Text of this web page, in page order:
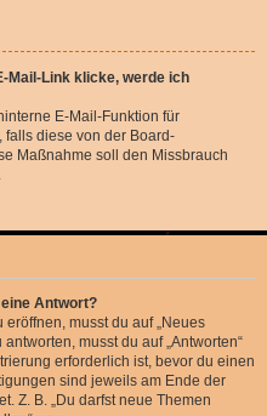
Mail-Link klicke, werde ich
E-Mail-Funktion für
falls diese von der Board-
Maßnahme soll den Missbrauch
Antwort?
musst du auf „Neues
musst du auf „Antworten“
erforderlich ist, bevor du einen
sind jeweils am Ende der
Z. B. „Du darfst neue Themen